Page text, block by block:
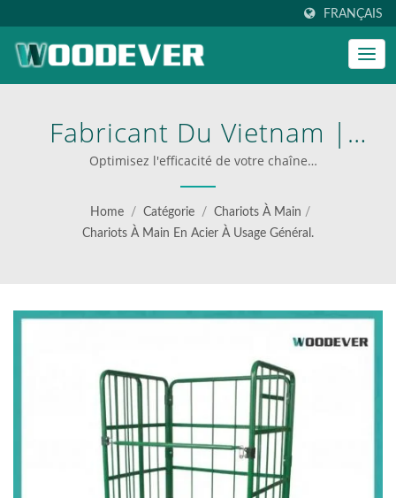
FRANÇAIS
Fabricant Du Vietnam |
Siège Creeper OEM ODM |
Conception Robuste |
Fournisseur Certifié BSC |
Ultime Pour Des Échelles
Et Des Chariots En Acier Et
En Aluminium
Optimisez l'efficacité de votre chaîne
d'approvisionnement avec une fiabilité de qualité
industrielle.｜Production OEM/ODM｜Fournisseur du
Vietnam | Fournisseur de chariots pliants industriels
Home / Catégorie / Chariots À Main /
Chariots À Main En Acier À Usage Général.